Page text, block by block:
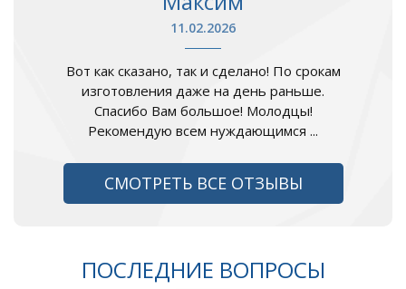
11.02.2026
Вот как сказано, так и сделано! По срокам
изготовления даже на день раньше.
Спасибо Вам большое! Молодцы!
Рекомендую всем нуждающимся ...
СМОТРЕТЬ ВСЕ ОТЗЫВЫ
ПОСЛЕДНИЕ ВОПРОСЫ